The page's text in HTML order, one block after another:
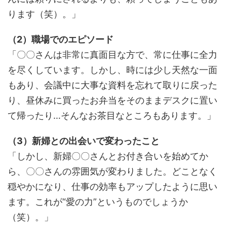
ります（笑）。」
（2）職場でのエピソード
「〇〇さんは非常に真面目な方で、常に仕事に全力
を尽くしています。しかし、時には少し天然な一面
もあり、会議中に大事な資料を忘れて取りに戻った
り、昼休みに買ったお弁当をそのままデスクに置い
て帰ったり…そんなお茶目なところもあります。」
（3）新婦との出会いで変わったこと
「しかし、新婦〇〇さんとお付き合いを始めてか
ら、〇〇さんの雰囲気が変わりました。どことなく
穏やかになり、仕事の効率もアップしたように思い
ます。これが“愛の力”というものでしょうか
（笑）。」